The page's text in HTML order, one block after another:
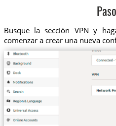
Busque la sección VPN y
comenzar a crear una nueva